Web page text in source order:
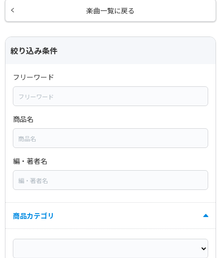
楽曲一覧に戻る
絞り込み条件
フリーワード
商品名
編・著者名
商品カテゴリ